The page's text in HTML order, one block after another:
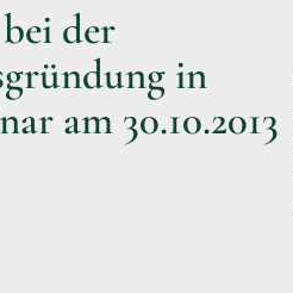
der
in
am 30.10.2013